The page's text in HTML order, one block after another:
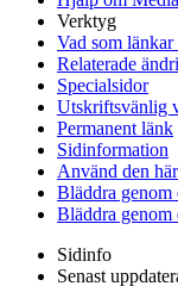
Verktyg
Vad som länkar
Relaterade
Specialsidor
Utskriftsvänlig
Permanent länk
Sidinformation
Använd den
Bläddra genom
Bläddra genom
Sidinfo
Senast